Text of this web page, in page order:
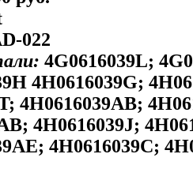
022
4G0616039L;
4H0616039G;
4H0616039AB;
4H0616039J;
4H0616039C;